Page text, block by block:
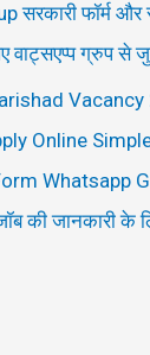
सरकारी फॉर्म और
वाट्सएप्प ग्रुप से
Online
Whatsapp
की जानकारी के